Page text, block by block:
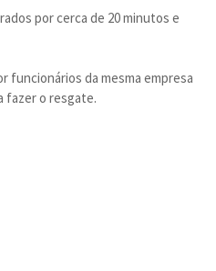
por cerca de 20 minutos e
funcionários da mesma empresa
fazer o resgate.